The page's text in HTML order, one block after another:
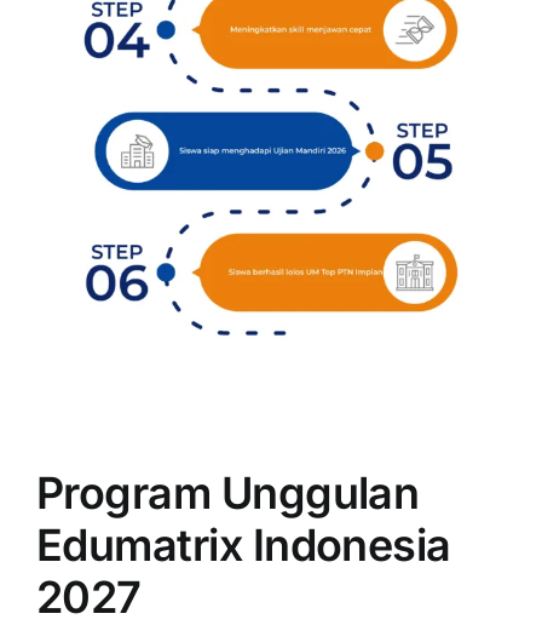
Program Unggulan
Edumatrix Indonesia
2027